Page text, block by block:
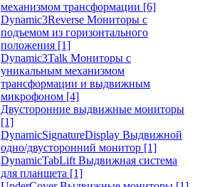
механизмом трансформации [6]
Dynamic3Reverse Мониторы с
подъемом из горизонтального
положения [1]
Dynamic3Talk Мониторы с
уникальным механизмом
трансформации и выдвижным
микрофоном [4]
Двусторонние выдвижные мониторы
[1]
DynamicSignatureDisplay Выдвижной
одно/двусторонний монитор [1]
DynamicTabLift Выдвижная система
для планшета [1]